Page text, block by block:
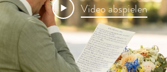
Video abspielen